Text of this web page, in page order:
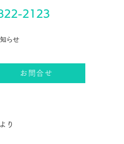
お問合せ
2123
らせ
り